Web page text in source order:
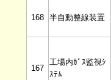
168 半自動整線装置
167
工場内ｶﾞｽ監視ｼ
ｽﾃﾑ